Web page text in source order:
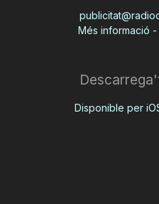
Més informació -
Disponible per